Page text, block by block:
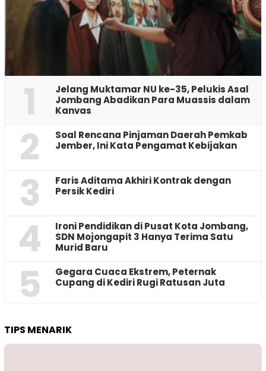
1
Jelang Muktamar NU ke-35, Pelukis Asal
Jombang Abadikan Para Muassis dalam
Kanvas
2
‎Soal Rencana Pinjaman Daerah Pemkab
Jember, Ini Kata Pengamat Kebijakan ‎
3
Faris Aditama Akhiri Kontrak dengan
Persik Kediri
4
Ironi Pendidikan di Pusat Kota Jombang,
SDN Mojongapit 3 Hanya Terima Satu
Murid Baru
5
‎Gegara Cuaca Ekstrem, Peternak
Cupang di Kediri Rugi Ratusan Juta
TIPS MENARIK